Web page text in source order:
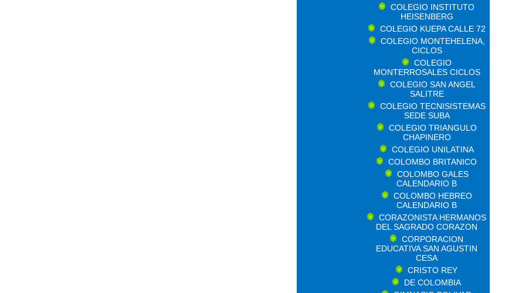
COLEGIO INSTITUTO
HEISENBERG
COLEGIO KUEPA CALLE 72
COLEGIO MONTEHELENA,
CICLOS
COLEGIO
MONTERROSALES CICLOS
COLEGIO SAN ANGEL
SALITRE
COLEGIO TECNISISTEMAS
SEDE SUBA
COLEGIO TRIANGULO
CHAPINERO
COLEGIO UNILATINA
COLOMBO BRITANICO
COLOMBO GALES
CALENDARIO B
COLOMBO HEBREO
CALENDARIO B
CORAZONISTA HERMANOS
DEL SAGRADO CORAZON
CORPORACION
EDUCATIVA SAN AGUSTIN
CESA
CRISTO REY
DE COLOMBIA